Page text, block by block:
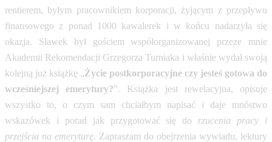
rentierem, byłym pracownikiem korporacji, żyjącym z przepływu
finansowego z ponad 1000 kawalerek i w końcu nadarzyła się
okazja. Sławek był gościem współorganizowanej przeze mnie
Akademii Rekomendacji Grzegorza Turniaka i właśnie wydał swoją
kolejną już książkę „Życie postkorporacyjne czy jesteś gotowa do
wcześniejszej emerytury?”. Książka jest rewelacyjna, opisuje
wszystko to, o czym sam chciałbym napisać i daje mnóstwo
wskazówek i porad jak przygotować się do rzucenia pracy i
przejścia na emeryturę. Zapraszam do obejrzenia wywiadu, lektury